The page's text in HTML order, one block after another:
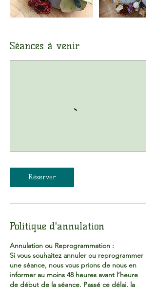
Séances à venir
Réserver
Politique d'annulation
Annulation ou Reprogrammation :
Si vous souhaitez annuler ou reprogrammer
une séance, nous vous prions de nous en
informer au moins 48 heures avant l’heure
de début de la séance. Passé ce délai, la